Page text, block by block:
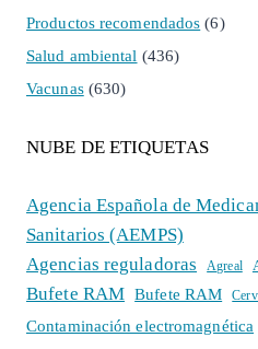
Productos recomendados (6)
Salud ambiental (436)
Vacunas(630)
NUBE DE ETIQUETAS
Agencia Española de
Sanitarios (AEMPS)
Agencias reguladoras
Agreal
Bufete RAM Bufete RAM
Contaminación electromagnética